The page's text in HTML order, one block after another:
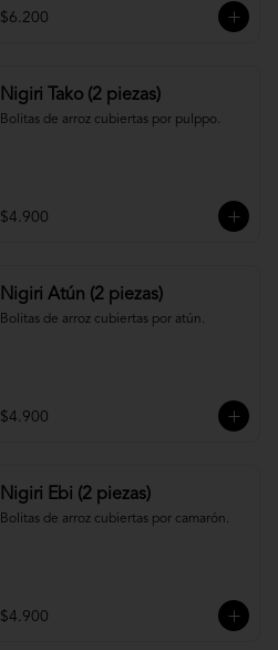
$6.200
Nigiri Tako (2 piezas)
Bolitas de arroz cubiertas por pulppo.
$4.900
Nigiri Atún (2 piezas)
Bolitas de arroz cubiertas por atún.
$4.900
Nigiri Ebi (2 piezas)
Bolitas de arroz cubiertas por camarón.
$4.900